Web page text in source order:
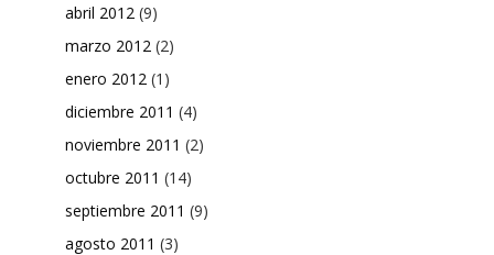
abril 2012 (9)
marzo 2012 (2)
enero 2012 (1)
diciembre 2011 (4)
noviembre 2011 (2)
octubre 2011 (14)
septiembre 2011 (9)
agosto 2011 (3)